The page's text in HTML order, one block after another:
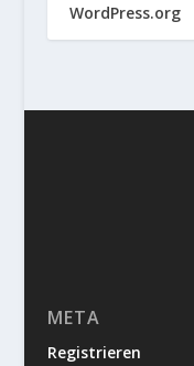
WordPress.org
META
Registrieren